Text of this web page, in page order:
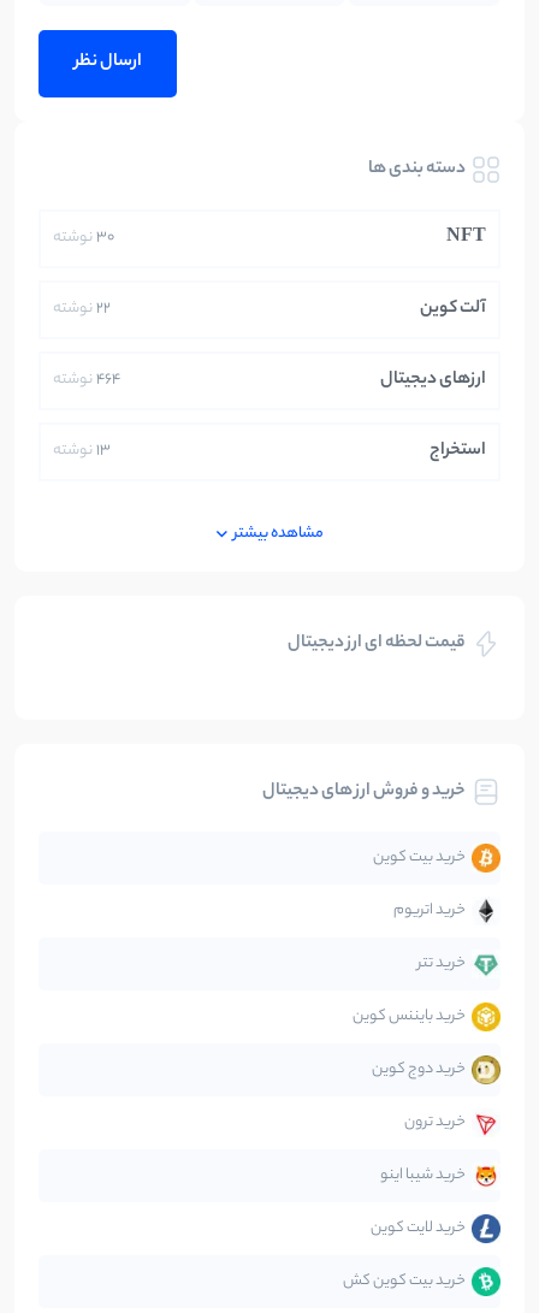
دسته بندی ها
NFT
30نوشته
آلت کوین 22نوشته
ارزهای دیجیتال 464نوشته
استخراج 13نوشته
بلاکچین
تحلیل
جهان
دیفای
صرافی‌ها
قانون‌گذاری
متاورس
مشاهده بیشتر
قیمت لحظه ای ارز دیجیتال
خرید و فروش ارز های دیجیتال
خرید بیت کوین
خرید اتریوم
خرید تتر
خرید بایننس کوین
خرید دوج کوین
خرید ترون
خرید شیبا اینو
خرید لایت کوین
خرید بیت کوین کش